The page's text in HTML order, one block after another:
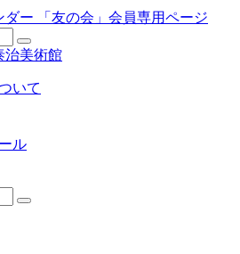
ダー 「友の会」会員専用ページ
いて
ル